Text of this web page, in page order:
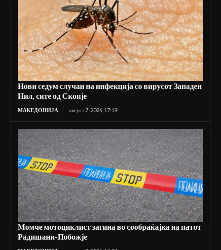
Нови седум случаи на инфекција со вирусот Западен
Нил, сите од Скопје
МАКЕДОНИЈА август 7, 2026, 17:19
Момче мотоциклист загина во сообраќајка на патот
Радишани-Побожје